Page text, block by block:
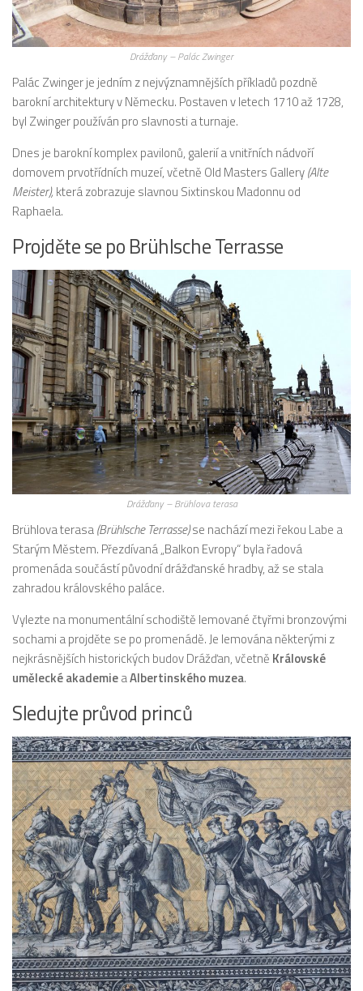
Drážďany – Palác Zwinger
Palác Zwinger je jedním z nejvýznamnějších příkladů pozdně
barokní architektury v Německu. Postaven v letech 1710 až 1728,
byl Zwinger používán pro slavnosti a turnaje.
Dnes je barokní komplex pavilonů, galerií a vnitřních nádvoří
domovem prvotřídních muzeí, včetně Old Masters Gallery(Alte
Meister), která zobrazuje slavnou Sixtinskou Madonnu od
Raphaela.
Projděte se po Brühlsche Terrasse
Drážďany – Brühlova terasa
Brühlova terasa(Brühlsche Terrasse)se nachází mezi řekou Labe a
Starým Městem. Přezdívaná „Balkon Evropy“ byla řadová
promenáda součástí původní drážďanské hradby, až se stala
zahradou královského paláce.
Vylezte na monumentální schodiště lemované čtyřmi bronzovými
sochami a projděte se po promenádě. Je lemována některými z
nejkrásnějších historických budov Drážďan, včetně Královské
umělecké akademieaAlbertinského muzea.
Sledujte průvod princů